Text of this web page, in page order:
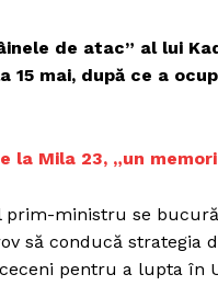
HOUSE
ROMÂNIA
de atac” al lui
mai, după ce a
Mila 23, „un
ministru se
să conducă strategia
pentru a lupta în